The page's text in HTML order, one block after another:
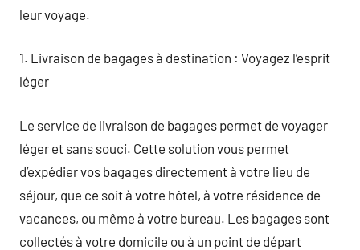
leur voyage.
1. Livraison de bagages à destination : Voyagez l’esprit
léger
Le service de livraison de bagages permet de voyager
léger et sans souci. Cette solution vous permet
d’expédier vos bagages directement à votre lieu de
séjour, que ce soit à votre hôtel, à votre résidence de
vacances, ou même à votre bureau. Les bagages sont
collectés à votre domicile ou à un point de départ